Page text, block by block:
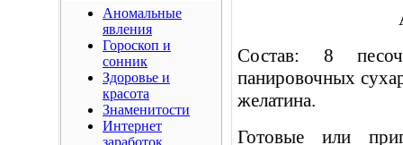
Аномальные
явления
Гороскоп и
сонник
Здоровье и
красота
Знаменитости
Интернет
заработок
Состав: 8
панировочных
желатина.
Готовые или